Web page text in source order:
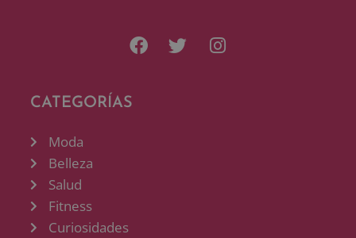
CATEGORÍAS
Moda
Belleza
Salud
Fitness
Curiosidades